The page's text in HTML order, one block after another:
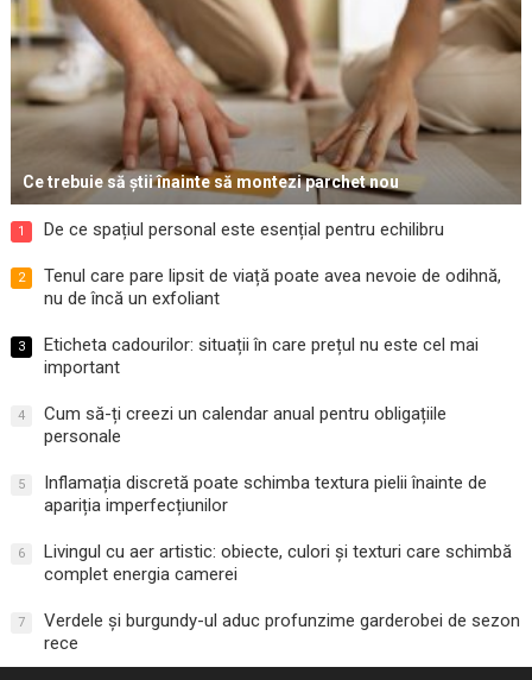
Ce trebuie să știi înainte să montezi parchet nou
1 De ce spațiul personal este esențial pentru echilibru
2
Tenul care pare lipsit de viață poate avea nevoie de odihnă,
nu de încă un exfoliant
3
Eticheta cadourilor: situații în care prețul nu este cel mai
important
4
Cum să-ți creezi un calendar anual pentru obligațiile
personale
5
Inflamația discretă poate schimba textura pielii înainte de
apariția imperfecțiunilor
6
Livingul cu aer artistic: obiecte, culori și texturi care schimbă
complet energia camerei
7
Verdele și burgundy-ul aduc profunzime garderobei de sezon
rece